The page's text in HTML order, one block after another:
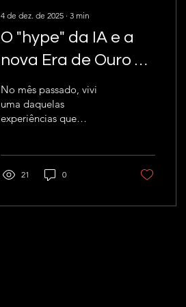
4 de dez. de 2025 ∙ 3 min
O "hype" da IA e a
nova Era de Ouro da
Ciência
No mês passado, vivi
uma daquelas
experiências que
aceso no fundo da
estudante de jornalismo
21 0